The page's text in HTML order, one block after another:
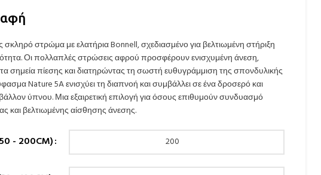
στρώμα με ελατήρια Bonnell, σχεδιασμένο για βελτιωμένη στήριξη
Οι πολλαπλές στρώσεις αφρού προσφέρουν ενισχυμένη άνεση,
σημεία πίεσης και διατηρώντας τη σωστή ευθυγράμμιση της σπονδυλικής
Nature 5A ενισχύει τη διαπνοή και συμβάλλει σε ένα δροσερό και
ύπνου. Μια εξαιρετική επιλογή για όσους επιθυμούν συνδυασμό
και βελτιωμένης αίσθησης άνεσης.
- 200CM)